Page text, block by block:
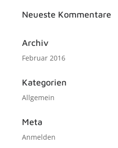
Neueste Kommentare
Archiv
Februar 2016
Kategorien
Allgemein
Meta
Anmelden